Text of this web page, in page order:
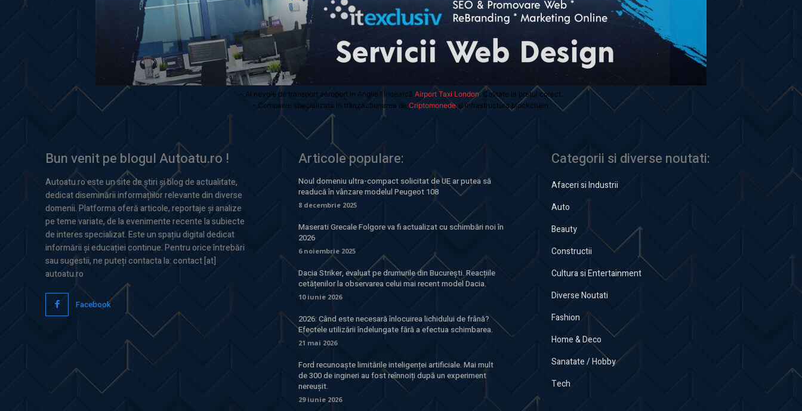
- Ai nevoie de transport aeroport in Anglia? Încearcă Airport Taxi London. Calitate la prețul corect.
- Companie specializata in tranzactionarea de Criptomonedesi infrastructura blockchain.
Bun venit pe blogul Autoatu.ro !
Autoatu.ro este un site de știri și blog de actualitate,
dedicat diseminării informațiilor relevante din diverse
domenii. Platforma oferă articole, reportaje și analize
pe teme variate, de la evenimente recente la subiecte
de interes specializat. Este un spațiu digital dedicat
informării și educației continue. Pentru orice întrebări
sau sugestii, ne puteți contacta la: contact [at]
autoatu.ro
Facebook
Articole populare:
Noul domeniu ultra-compact solicitat de UE ar putea să
readucă în vânzare modelul Peugeot 108
8 decembrie 2025
Maserati Grecale Folgore va fi actualizat cu schimbări noi în
2026
6 noiembrie 2025
Dacia Striker, evaluat pe drumurile din București. Reacțiile
cetățenilor la observarea celui mai recent model Dacia.
10 iunie 2026
2026: Când este necesară înlocuirea lichidului de frână?
Efectele utilizării îndelungate fără a efectua schimbarea.
21 mai 2026
Ford recunoaște limitările inteligenței artificiale. Mai mult
de 300 de ingineri au fost reînnoiți după un experiment
nereușit.
29 iunie 2026
Categorii si diverse noutati:
Afaceri si Industrii
Auto
Beauty
Constructii
Cultura si Entertainment
Diverse Noutati
Fashion
Home & Deco
Sanatate / Hobby
Tech